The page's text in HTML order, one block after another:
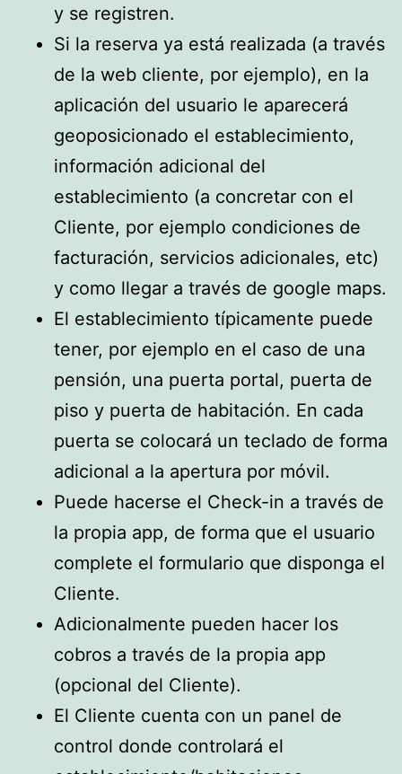
y se registren.
Si la reserva ya está realizada (a través
de la web cliente, por ejemplo), en la
aplicación del usuario le aparecerá
geoposicionado el establecimiento,
información adicional del
establecimiento (a concretar con el
Cliente, por ejemplo condiciones de
facturación, servicios adicionales, etc)
y como llegar a través de google maps.
El establecimiento típicamente puede
tener, por ejemplo en el caso de una
pensión, una puerta portal, puerta de
piso y puerta de habitación. En cada
puerta se colocará un teclado de forma
adicional a la apertura por móvil.
Puede hacerse el Check-in a través de
la propia app, de forma que el usuario
complete el formulario que disponga el
Cliente.
Adicionalmente pueden hacer los
cobros a través de la propia app
(opcional del Cliente).
El Cliente cuenta con un panel de
control donde controlará el